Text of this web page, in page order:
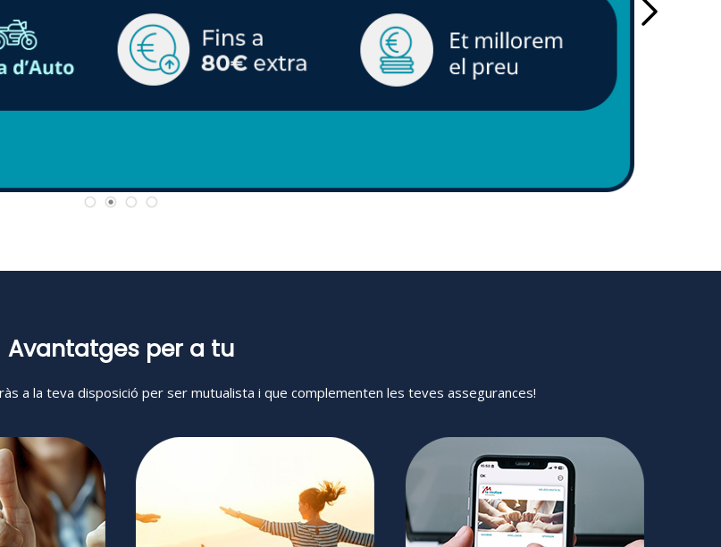
Avantatges per a tu
a la teva disposició per ser mutualista i que complementen les teves assegurances!